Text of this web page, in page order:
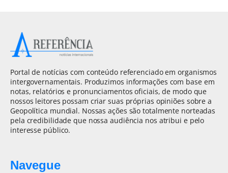
Portal de notícias com conteúdo referenciado em organismos
intergovernamentais. Produzimos informações com base em
notas, relatórios e pronunciamentos oficiais, de modo que
nossos leitores possam criar suas próprias opiniões sobre a
Geopolítica mundial. Nossas ações são totalmente norteadas
pela credibilidade que nossa audiência nos atribui e pelo
interesse público.
Navegue